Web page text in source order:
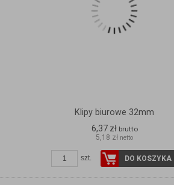
Klipy biurowe 32mm
6,37 zł brutto
5,18 zł netto
szt. DO KOSZYKA